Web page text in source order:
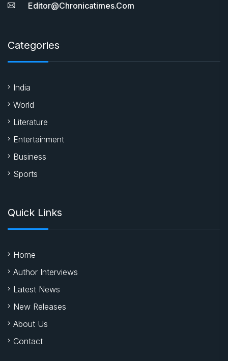
Editor@chronicatimes.com
Categories
India
World
Literature
Entertainment
Business
Sports
Quick Links
Home
Author Interviews
Latest News
New Releases
About Us
Contact